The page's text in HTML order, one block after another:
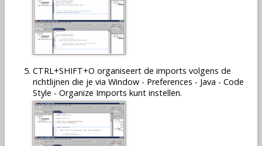
CTRL+SHIFT+O organiseert de imports volgens de
richtlijnen die je via Window - Preferences - Java - Code
Style - Organize Imports kunt instellen.